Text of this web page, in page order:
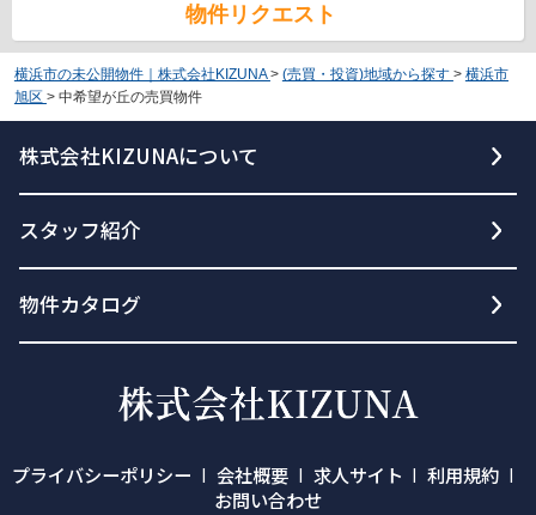
物件リクエスト
横浜市の未公開物件｜株式会社KIZUNA > (売買・投資)地域から探す > 横浜市
旭区 > 中希望が丘の売買物件
株式会社KIZUNAについて
スタッフ紹介
物件カタログ
プライバシーポリシー 会社概要 求人サイト
利用規約
お問い合わせ